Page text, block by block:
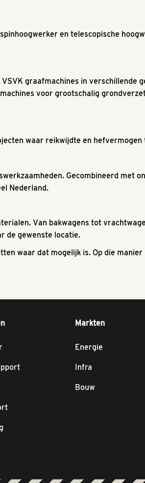
en telescopische
graafmachines in verschillende
voor grootschalig
waar reikwijdte en hefvermogen
Gecombineerd met
Nederland.
Van bakwagens tot
de gewenste locatie.
waar dat mogelijk is. Op die
Markten
Energie
Infra
Bouw